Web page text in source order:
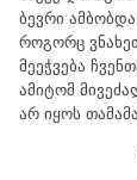
ბევრი
როგორც
მეეჭვება
ამიტომ
არ იყოს